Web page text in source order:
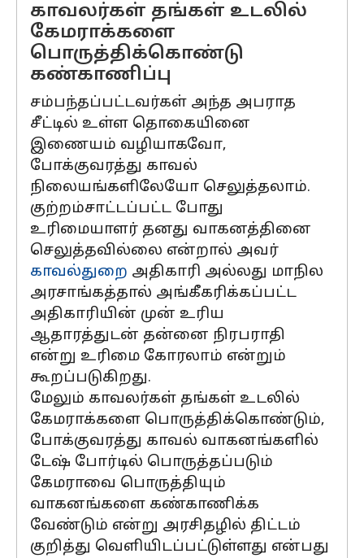
காவலர்கள் தங்கள் உடலில்
கேமராக்களை
பொருத்திக்கொண்டு
கண்காணிப்பு
சம்பந்தப்பட்டவர்கள் அந்த அபராத
சீட்டில் உள்ள தொகையினை
இணையம் வழியாகவோ,
போக்குவரத்து காவல்
நிலையங்களிலேயோ செலுத்தலாம்.
குற்றம்சாட்டப்பட்ட போது
உரிமையாளர் தனது வாகனத்தினை
செலுத்தவில்லை என்றால் அவர்
காவல்துறை அதிகாரி அல்லது மாநில
அரசாங்கத்தால் அங்கீகரிக்கப்பட்ட
அதிகாரியின் முன் உரிய
ஆதாரத்துடன் தன்னை நிரபராதி
என்று உரிமை கோரலாம் என்றும்
கூறப்படுகிறது.
மேலும் காவலர்கள் தங்கள் உடலில்
கேமராக்களை பொருத்திக்கொண்டும்,
போக்குவரத்து காவல் வாகனங்களில்
டேஷ் போர்டில் பொருத்தப்படும்
கேமராவை பொருத்தியும்
வாகனங்களை கண்காணிக்க
வேண்டும் என்று அரசிதழில் திட்டம்
குறித்து வெளியிடப்பட்டுள்ளது என்பது